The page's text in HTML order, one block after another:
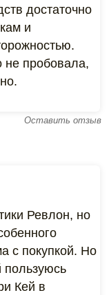
достаточно
и
не пробовала,
Оставить отзыв
Ревлон, но
с покупкой. Но
пользуюсь
Кей в